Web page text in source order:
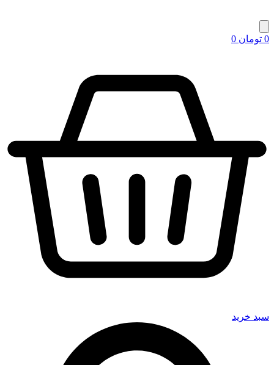
0 تومان 0
سبد خرید